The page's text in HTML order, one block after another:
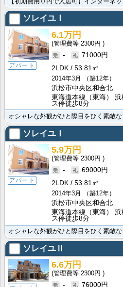
ソレイユⅠ
アパート
6.1万円
2300円
-
71000円
2LDK
53.81㎡
2014年3月
（築12年）
浜松市中央区和合北
東海道本線（東海）
ス停徒歩8分
ソレイユⅠ
アパート
5.9万円
2300円
-
69000円
2LDK
53.81㎡
2014年3月
（築12年）
浜松市中央区和合北
東海道本線（東海）
ス停徒歩8分
ソレイユⅡ
6.6万円
2300円
-
76000円